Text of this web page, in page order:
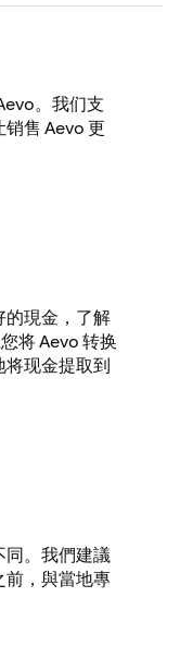
。我们支
售 Aevo 更
的現金，了解
将 Aevo 转换
现金提取到
同。我們建議
前，與當地專